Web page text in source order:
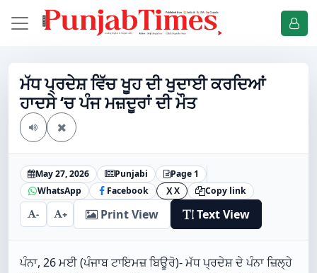
ਮੱਧ ਪ੍ਰਦੇਸ਼ ਵਿੱਚ ਖੂਹ ਦੀ ਖੁਦਾਈ ਕਰਦਿਆਂ
ਹਾਦਸੇ ‘ਚ ਪੰਜ ਮਜ਼ਦੂਰਾਂ ਦੀ ਮੌਤ
May 27, 2026 Punjabi
Page 1
WhatsApp
Facebook X X Copy link
- + Print View Text View
ਪੰਨਾ, 26 ਮਈ (ਪੰਜਾਬ ਟਾਇਮਜ਼ ਬਿਊਰੋ)- ਮੱਧ ਪ੍ਰਦੇਸ਼ ਦੇ ਪੰਨਾ ਜ਼ਿਲ੍ਹੇ